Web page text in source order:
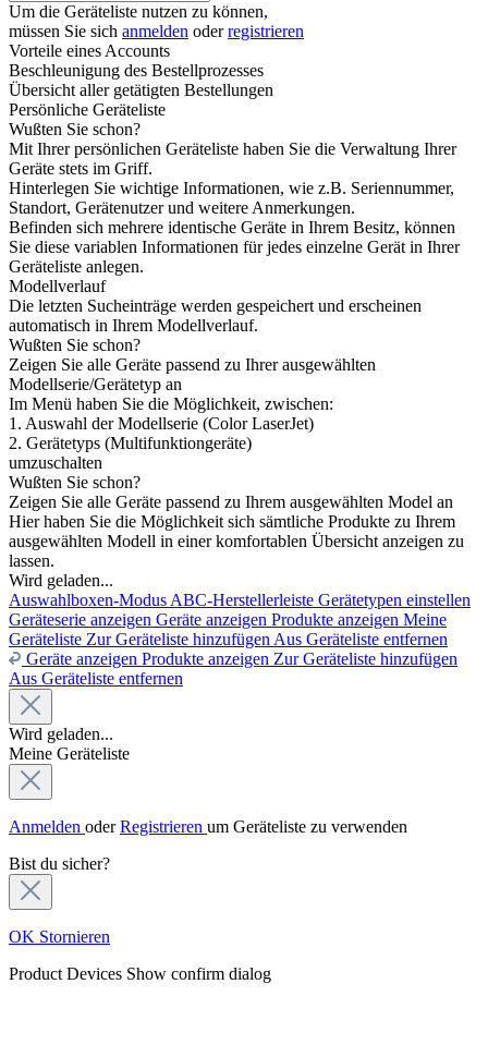
Um die Geräteliste nutzen zu können,
müssen Sie sich anmelden oderregistrieren
Vorteile eines Accounts
Beschleunigung des Bestellprozesses
Übersicht aller getätigten Bestellungen
Persönliche Geräteliste
Wußten Sie schon?
Mit Ihrer persönlichen Geräteliste haben Sie die Verwaltung Ihrer
Geräte stets im Griff.
Hinterlegen Sie wichtige Informationen, wie z.B. Seriennummer,
Standort, Gerätenutzer und weitere Anmerkungen.
Befinden sich mehrere identische Geräte in Ihrem Besitz, können
Sie diese variablen Informationen für jedes einzelne Gerät in Ihrer
Geräteliste anlegen.
Modellverlauf
Die letzten Sucheinträge werden gespeichert und erscheinen
automatisch in Ihrem Modellverlauf.
Wußten Sie schon?
Zeigen Sie alle Geräte passend zu Ihrer ausgewählten
Modellserie/Gerätetyp an
Im Menü haben Sie die Möglichkeit, zwischen:
1. Auswahl der Modellserie (Color LaserJet)
2. Gerätetyps (Multifunktiongeräte)
umzuschalten
Wußten Sie schon?
Zeigen Sie alle Geräte passend zu Ihrem ausgewählten Model an
Hier haben Sie die Möglichkeit sich sämtliche Produkte zu Ihrem
ausgewählten Modell in einer komfortablen Übersicht anzeigen zu
lassen.
Wird geladen...
Auswahlboxen-Modus ABC-Herstellerleiste Gerätetypen einstellen
Geräteserie anzeigen Geräte anzeigen Produkte anzeigen Meine
Geräteliste Zur Geräteliste hinzufügen Aus Geräteliste entfernen
Geräte anzeigen Produkte anzeigen Zur Geräteliste hinzufügen
Aus Geräteliste entfernen
Wird geladen...
Meine Geräteliste
Anmelden oderRegistrieren um Geräteliste zu verwenden
Bist du sicher?
OK Stornieren
Product Devices Show confirm dialog